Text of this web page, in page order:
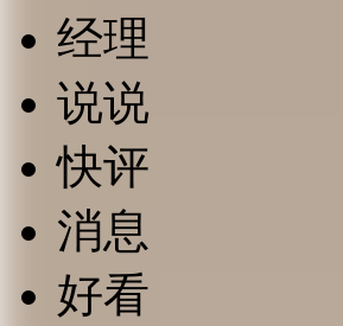
经理
说说
快评
消息
好看